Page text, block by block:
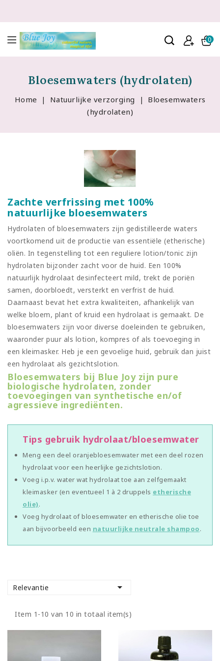
0
Bloesemwaters (hydrolaten)
Home Natuurlijke verzorging
Bloesemwaters
(hydrolaten)
Zachte verfrissing met 100%
natuurlijke bloesemwaters
Hydrolaten of bloesemwaters zijn gedistilleerde waters
voortkomend uit de productie van essentiële (etherische)
oliën. In tegenstelling tot een reguliere lotion/tonic zijn
hydrolaten bijzonder zacht voor de huid. Een 100%
natuurlijk hydrolaat desinfecteert mild, trekt de poriën
samen, doorbloedt, versterkt en verfrist de huid.
Daarnaast bevat het extra kwaliteiten, afhankelijk van
welke bloem, plant of kruid een hydrolaat is gemaakt. De
bloesemwaters zijn voor diverse doeleinden te gebruiken,
waaronder puur als lotion, kompres of als toevoeging in
een kleimasker. Heb je een gevoelige huid, gebruik dan juist
een hydrolaat als gezichtslotion.
Bloesemwaters bij Blue Joy zijn pure
biologische hydrolaten, zonder
toevoegingen van synthetische en/of
agressieve ingrediënten.
Tips gebruik hydrolaat/bloesemwater
Meng een deel oranjebloesemwater met een deel rozen
hydrolaat voor een heerlijke gezichtslotion.
Voeg i.p.v. water wat hydrolaat toe aan zelfgemaakt
kleimasker (en eventueel 1 à 2 druppels etherische
olie).
Voeg hydrolaat of bloesemwater en etherische olie toe
aan bijvoorbeeld een natuurlijke neutrale shampoo.
Relevantie 
Item 1-10 van 10 in totaal item(s)